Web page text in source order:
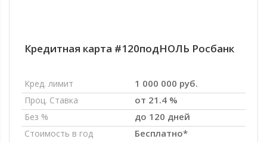
Кредитная карта #120подНОЛЬ Росбанк
Кред. лимит 1 000 000 руб.
Проц. Ставка от 21.4 %
Без % до 120 дней
Стоимость в год Бесплатно*